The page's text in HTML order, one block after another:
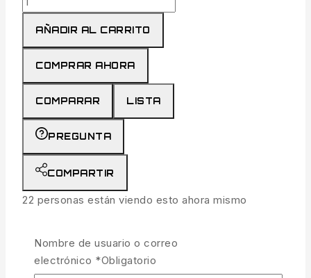
AÑADIR AL CARRITO
COMPRAR AHORA
COMPARAR LISTA
PREGUNTA
COMPARTIR
22 personas están viendo esto ahora mismo
Envío y devoluciones gratis:
pedidos superiores a 300€
Nombre de usuario o correo
electrónico *Obligatorio